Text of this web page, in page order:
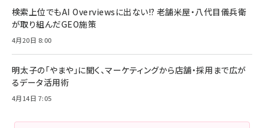
検索上位でもAI Overviewsに出ない!? 老舗米屋・八代目儀兵衛
が取り組んだGEO施策
4月20日 8:00
明太子の「やまや」に聞く、マーケティングから店舗・採用まで広が
るデータ活用術
4月14日 7:05